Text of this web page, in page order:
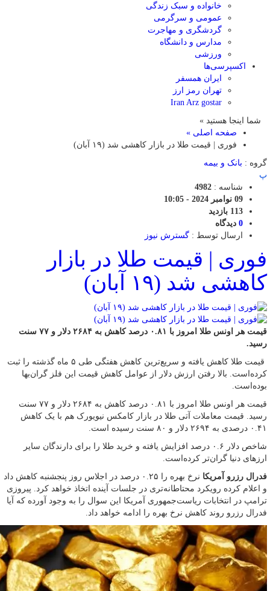
خانواده و سبک زندگی
عمومی و سرگرمی
گردشگری و مهاجرت
مدارس و دانشگاه
ورزشی
اکسپرسی‌ها
ایران همسفر
تهران رمز ارز
Iran Arz gostar
شما اینجا هستید »
صفحه اصلی »
فوری | قیمت طلا در بازار کاهشی شد (۱۹ آبان)
گروه : بانک و بیمه
پ
شناسه : 4982
09 نوامبر 2024 - 10:05
113 بازدید
0 دیدگاه
ارسال توسط : گسترش نیوز
فوری | قیمت طلا در بازار
کاهشی شد (۱۹ آبان)
قیمت هر اونس طلا امروز با ۰.۸۱ درصد کاهش به ۲۶۸۴ دلار و ۷۷ سنت
رسید.
قیمت طلا کاهش یافته و سریع‌ترین کاهش هفتگی طی ۵ ماه گذشته را ثبت
کرده‌است. بالا رفتن ارزش دلار از عوامل کاهش قیمت این فلز گران‌بها
بوده‌است.
قیمت هر اونس طلا امروز با ۰.۸۱ درصد کاهش به ۲۶۸۴ دلار و ۷۷ سنت
رسید. قیمت معاملات آتی طلا در بازار کامکس نیویورک هم با یک کاهش
۰.۴۱ درصدی به ۲۶۹۴ دلار و ۸۰ سنت رسیده است.
شاخص دلار ۰.۶ درصد افزایش یافته و خرید طلا را برای دارندگان سایر
ارزهای دنیا گران‌تر کرده‌است.
فدرال رزرو آمریکا
نرخ بهره را ۰.۲۵ درصد در اجلاس روز پنجشنبه کاهش داد
و اعلام کرده رویکرد محتاطانه‌تری در جلسات آینده اتخاذ خواهد کرد. پیروزی
ترامپ در انتخابات ریاست‌جمهوری آمریکا این سوال را به وجود آورده که آیا
فدرال رزرو روند کاهش نرخ بهره را ادامه خواهد داد.